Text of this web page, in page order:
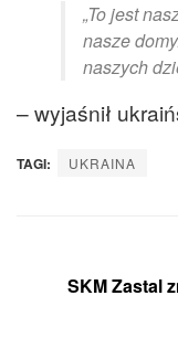
„To jest
nasze
naszych
– wyjaśnił
TAGI: UKRAINA
SKM Zastal